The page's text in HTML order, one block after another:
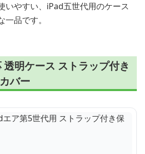
いやすい、iPad五世代用のケース
品です。
明ケース ストラップ付き
バー